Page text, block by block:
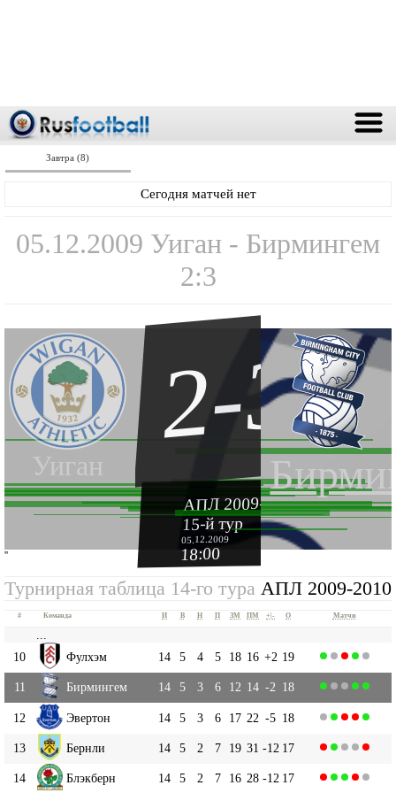
Завтра (8)
Сегодня матчей нет
05.12.2009 Уиган - Бирмингем
2:3
Уиган
2-3
АПЛ 2009-2010
15-й тур
05.12.2009
18:00
''
Турнирная таблица 14-го тура АПЛ 2009-2010
# Команда И В Н П ЗМ ПМ +|- О Матчи
10
Фулхэм 14 5 4 5 18 16 +2 19
11 Бирмингем 14 5 3 6 12 14 -2 18
12 Эвертон 14 5 3 6 17 22 -5 18
13 Бернли 14 5 2 7 19 31 -12 17
14 Блэкберн 14 5 2 7 16 28 -12 17